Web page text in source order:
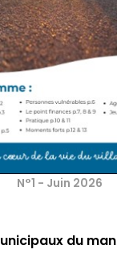
N°1 - Juin 2026
du